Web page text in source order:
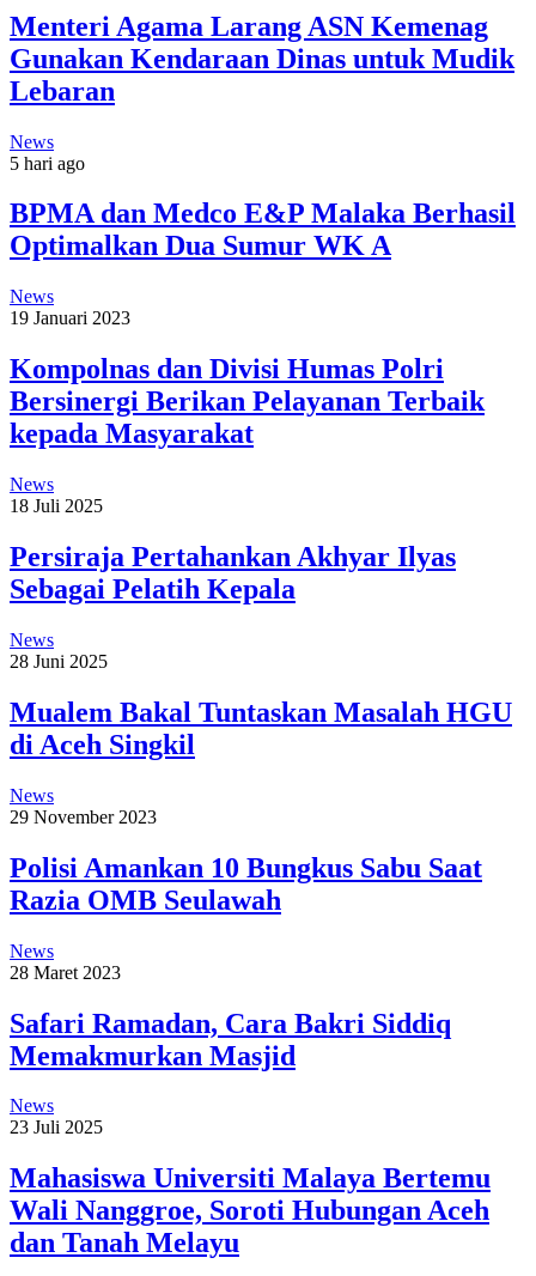
Menteri Agama Larang ASN Kemenag
Gunakan Kendaraan Dinas untuk Mudik
Lebaran
News
5 hari ago
BPMA dan Medco E&P Malaka Berhasil
Optimalkan Dua Sumur WK A
News
19 Januari 2023
Kompolnas dan Divisi Humas Polri
Bersinergi Berikan Pelayanan Terbaik
kepada Masyarakat
News
18 Juli 2025
Persiraja Pertahankan Akhyar Ilyas
Sebagai Pelatih Kepala
News
28 Juni 2025
Mualem Bakal Tuntaskan Masalah HGU
di Aceh Singkil
News
29 November 2023
Polisi Amankan 10 Bungkus Sabu Saat
Razia OMB Seulawah
News
28 Maret 2023
Safari Ramadan, Cara Bakri Siddiq
Memakmurkan Masjid
News
23 Juli 2025
Mahasiswa Universiti Malaya Bertemu
Wali Nanggroe, Soroti Hubungan Aceh
dan Tanah Melayu